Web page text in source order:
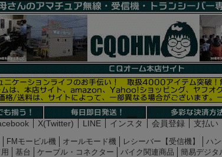
X(Twitter) LINE インスタ 会員登録 支払い
FMモービル機 オールモード機 レシーバー【受信機】 ハ
基台 ケーブル・コネクター バイク関連商品 簡易デジタ